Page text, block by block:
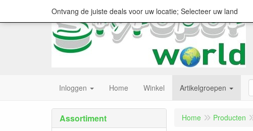
Inloggen Home Winkel Artikelgroepen
Assortiment Home Producten
Ontvang de juiste deals voor uw locatie; Selecteer uw land